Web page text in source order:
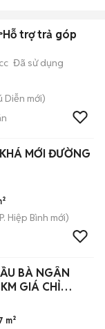
trợ trả góp
Đã sử dụng
Diễn mới)
MỚI ĐƯỜNG
P. Hiệp Bình mới)
BÀ NGÂN
GIÁ CHỈ
m²